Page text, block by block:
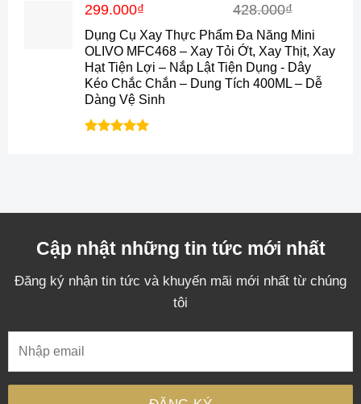
Dụng Cụ Xay Thực Phẩm Đa Năng Mini
OLIVO MFC468 – Xay Tỏi Ớt, Xay Thịt, Xay
Hạt Tiện Lợi – Nắp Lật Tiện Dụng - Dây
Kéo Chắc Chắn – Dung Tích 400ML – Dễ
Dàng Vệ Sinh
428.000₫
Giá
là:
428.000₫.
299.000₫
Giá
tại
là:
299.000₫.
Cập nhật những tin tức mới nhất
Đăng ký nhận tin tức và khuyến mãi mới nhất từ chúng
tôi